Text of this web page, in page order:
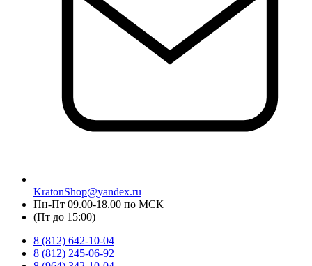
KratonShop@yandex.ru
Пн-Пт 09.00-18.00 по МСК
(Пт до 15:00)
8 (812) 642-10-04
8 (812) 245-06-92